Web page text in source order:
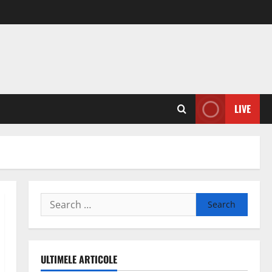
LIVE
Search
for:
ULTIMELE ARTICOLE